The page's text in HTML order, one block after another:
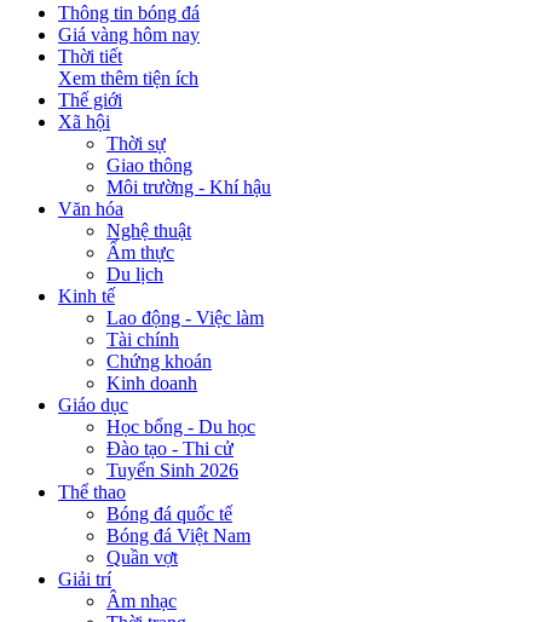
Thông tin bóng đá
Giá vàng hôm nay
Thời tiết
Xem thêm tiện ích
Thế giới
Xã hội
Thời sự
Giao thông
Môi trường - Khí hậu
Văn hóa
Nghệ thuật
Ẩm thực
Du lịch
Kinh tế
Lao động - Việc làm
Tài chính
Chứng khoán
Kinh doanh
Giáo dục
Học bổng - Du học
Đào tạo - Thi cử
Tuyển Sinh 2026
Thể thao
Bóng đá quốc tế
Bóng đá Việt Nam
Quần vợt
Giải trí
Âm nhạc